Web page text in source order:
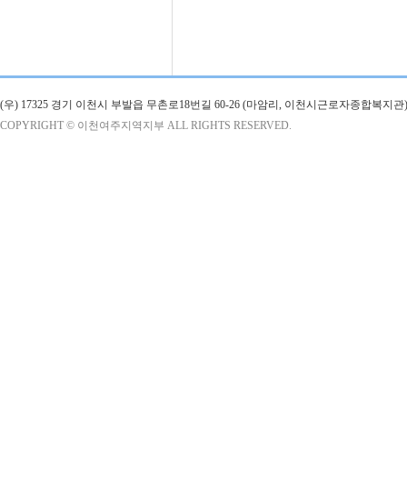
(우) 17325 경기 이천시 부발읍 무촌로18번길 60-26 (마암리, 이천시근로자종합복지관
COPYRIGHT © 이천여주지역지부 ALL RIGHTS RESERVED.